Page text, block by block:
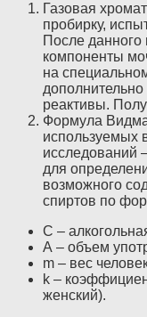
Газовая
пробирку,
После данного
компоненты
на
реактивы.
Формула
используемых
исследований
для
возможного
спиртов по
С –
А – объем
m – вес
k –
женский).